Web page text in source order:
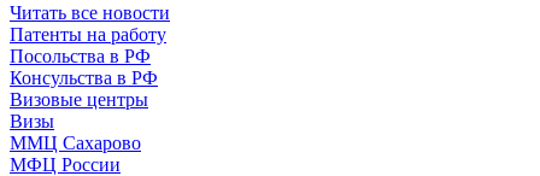
Читать все новости
Патенты на работу
Посольства в РФ
Консульства в РФ
Визовые центры
Визы
ММЦ Сахарово
МФЦ России